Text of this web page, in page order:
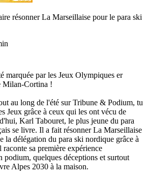
résonner La Marseillaise pour le para ski
marquée par les Jeux Olympiques er
Milan-Cortina !
au long de l'été sur Tribune & Podium, tu
Jeux grâce à ceux qui les ont vécu de
Karl Tabouret, le plus jeune du para
se livre. Il a fait résonner La Marseillaise
la délégation du para ski nordique grâce à
sa première expérience
podium, quelques déceptions et surtout
Alpes 2030 à la maison.